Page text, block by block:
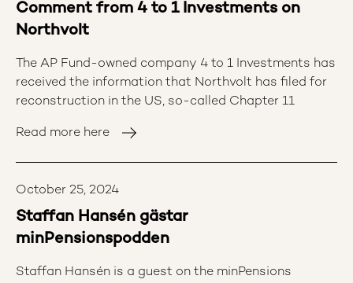
inte till önskat resultat och då kan Etikrådet välja att
rekommendera AP-fonderna att exkludera bolaget.
exkludering. Av många viktiga hållbarhetsområden
har fem fokusområden prioriterats i Etikrådets
proaktiva arbete; Antimikrobiell resistens, Barnarbete
hänsyn till mänskliga rättigheter samt Vatten: Jenny
kunnat växla upp i projekten och bolagsdialogerna
inom Etikrådets fokusområden. Det har skapat
förutsättningar för fördjupning och fler dialoger och
under 2024 inom ramen för Etikrådets proaktiva
Comment from 4 to 1 Investments on
Northvolt
The AP Fund-owned company 4 to 1 Investments has
received the information that Northvolt has filed for
reconstruction in the US, so-called Chapter 11
Read more here
October 25, 2024
Staffan Hansén gästar
minPensionspodden
Staffan Hansén is a guest on the minPensions